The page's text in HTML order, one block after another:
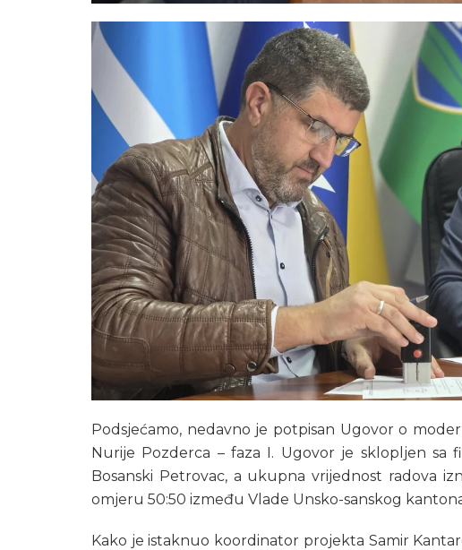
Podsjećamo, nedavno je potpisan Ugovor o
Nurije Pozderca – faza I. Ugovor je sklopljen sa
Bosanski Petrovac, a ukupna vrijednost radova
omjeru 50:50 između Vlade Unsko-sanskog
Kako je istaknuo koordinator projekta Samir